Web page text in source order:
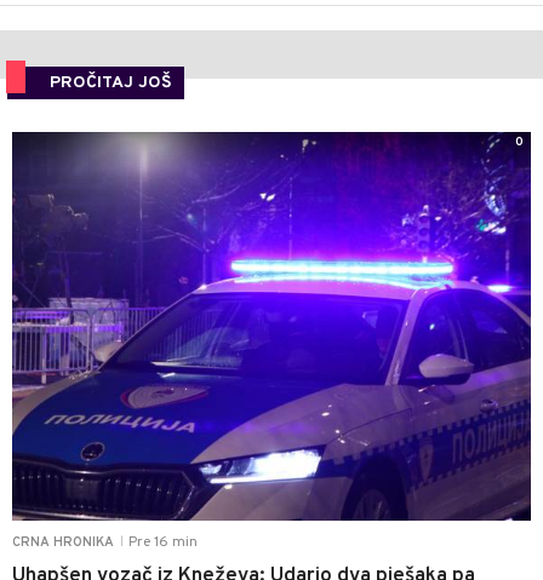
PROČITAJ JOŠ
CRNA HRONIKA Pre 16 min
0